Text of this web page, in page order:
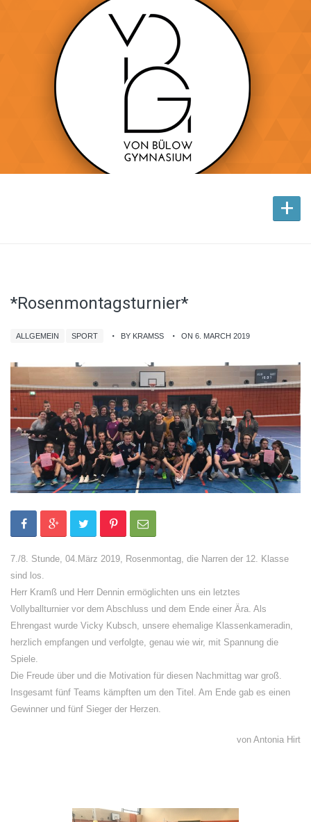
+
*Rosenmontagsturnier*
ALLGEMEIN SPORT BY KRAMSS ON 6. MARCH 2019
7./8. Stunde, 04.März 2019, Rosenmontag, die Narren der 12. Klasse
sind los.
Herr Kramß und Herr Dennin ermöglichten uns ein letztes
Vollyballturnier vor dem Abschluss und dem Ende einer Ära. Als
Ehrengast wurde Vicky Kubsch, unsere ehemalige Klassenkameradin,
herzlich empfangen und verfolgte, genau wie wir, mit Spannung die
Spiele.
Die Freude über und die Motivation für diesen Nachmittag war groß.
Insgesamt fünf Teams kämpften um den Titel. Am Ende gab es einen
Gewinner und fünf Sieger der Herzen.
von Antonia Hirt